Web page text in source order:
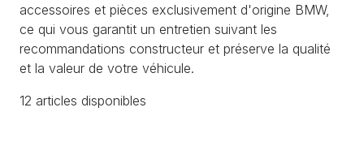
accessoires et pièces exclusivement d'origine BMW,
ce qui vous garantit un entretien suivant les
recommandations constructeur et préserve la qualité
et la valeur de votre véhicule.
12 articles disponibles